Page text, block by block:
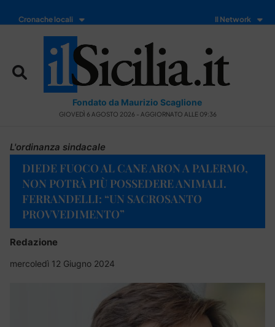
Cronache locali Il Network
Fondato da Maurizio Scaglione
GIOVEDÌ 6 AGOSTO 2026 - AGGIORNATO ALLE 09:36
L'ordinanza sindacale
DIEDE FUOCO AL CANE ARON A PALERMO,
NON POTRÀ PIÙ POSSEDERE ANIMALI.
FERRANDELLI: “UN SACROSANTO
PROVVEDIMENTO”
Redazione
mercoledì 12 Giugno 2024